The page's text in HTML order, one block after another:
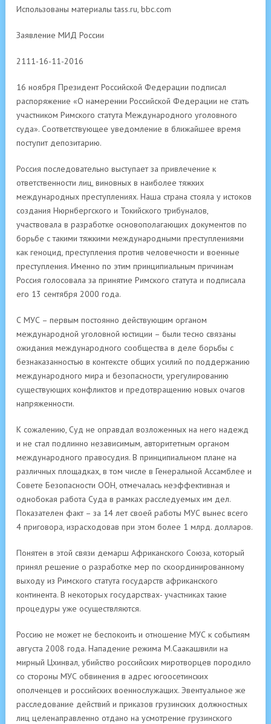
Использованы материалы tass.ru, bbc.com
Заявление МИД России
2111-16-11-2016
16 ноября Президент Российской Федерации подписал
распоряжение «О намерении Российской Федерации не стать
участником Римского статута Международного уголовного
суда». Соответствующее уведомление в ближайшее время
поступит депозитарию.
Россия последовательно выступает за привлечение к
ответственности лиц, виновных в наиболее тяжких
международных преступлениях. Наша страна стояла у истоков
создания Нюрнбергского и Токийского трибуналов,
участвовала в разработке основополагающих документов по
борьбе с такими тяжкими международными преступлениями
как геноцид, преступления против человечности и военные
преступления. Именно по этим принципиальным причинам
Россия голосовала за принятие Римского статута и подписала
его 13 сентября 2000 года.
С МУС – первым постоянно действующим органом
международной уголовной юстиции – были тесно связаны
ожидания международного сообщества в деле борьбы с
безнаказанностью в контексте общих усилий по поддержанию
международного мира и безопасности, урегулированию
существующих конфликтов и предотвращению новых очагов
напряженности.
К сожалению, Суд не оправдал возложенных на него надежд
и не стал подлинно независимым, авторитетным органом
международного правосудия. В принципиальном плане на
различных площадках, в том числе в Генеральной Ассамблее и
Совете Безопасности ООН, отмечалась неэффективная и
однобокая работа Суда в рамках расследуемых им дел.
Показателен факт – за 14 лет своей работы МУС вынес всего
4 приговора, израсходовав при этом более 1 млрд. долларов.
Понятен в этой связи демарш Африканского Союза, который
принял решение о разработке мер по скоординированному
выходу из Римского статута государств африканского
континента. В некоторых государствах- участниках такие
процедуры уже осуществляются.
Россию не может не беспокоить и отношение МУС к событиям
августа 2008 года. Нападение режима М.Саакашвили на
мирный Цхинвал, убийство российских миротворцев породило
со стороны МУС обвинения в адрес югоосетинских
ополченцев и российских военнослужащих. Эвентуальное же
расследование действий и приказов грузинских должностных
лиц целенаправленно отдано на усмотрение грузинского